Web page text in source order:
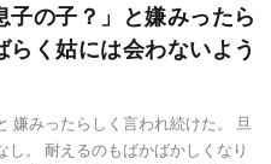
の子？」と嫌みったら
らく姑には会わないよう
嫌みったらしく言われ続けた。 旦
。 耐えるのもばかばかしくなり